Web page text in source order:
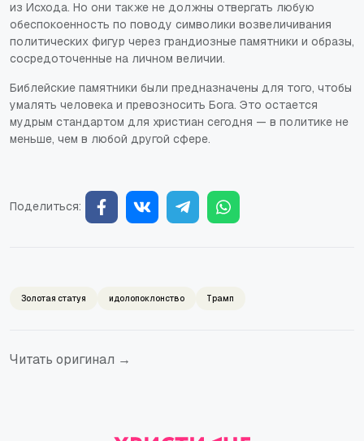
из Исхода. Но они также не должны отвергать любую
обеспокоенность по поводу символики возвеличивания
политических фигур через грандиозные памятники и образы,
сосредоточенные на личном величии.
Библейские памятники были предназначены для того, чтобы
умалять человека и превозносить Бога. Это остается
мудрым стандартом для христиан сегодня — в политике не
меньше, чем в любой другой сфере.
Поделиться:
Золотая статуя идолопоклонство Трамп
Читать оригинал →